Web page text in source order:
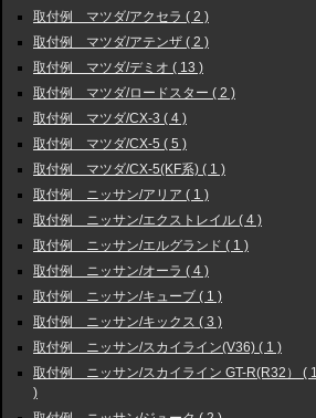
取付例 マツダ/アクセラ ( 2 )
取付例 マツダ/アテンザ ( 2 )
取付例 マツダ/デミオ ( 13 )
取付例 マツダ/ロードスター ( 2 )
取付例 マツダ/CX-3 ( 4 )
取付例 マツダ/CX-5 ( 5 )
取付例 マツダ/CX-5(KF系) ( 1 )
取付例 ニッサン/アリア ( 1 )
取付例 ニッサン/エクストレイル ( 4 )
取付例 ニッサン/エルグランド ( 1 )
取付例 ニッサン/オーラ ( 4 )
取付例 ニッサン/キューブ ( 1 )
取付例 ニッサン/キックス ( 3 )
取付例 ニッサン/スカイライン(V36) ( 1 )
取付例 ニッサン/スカイライン GT-R(R32） ( 1
)